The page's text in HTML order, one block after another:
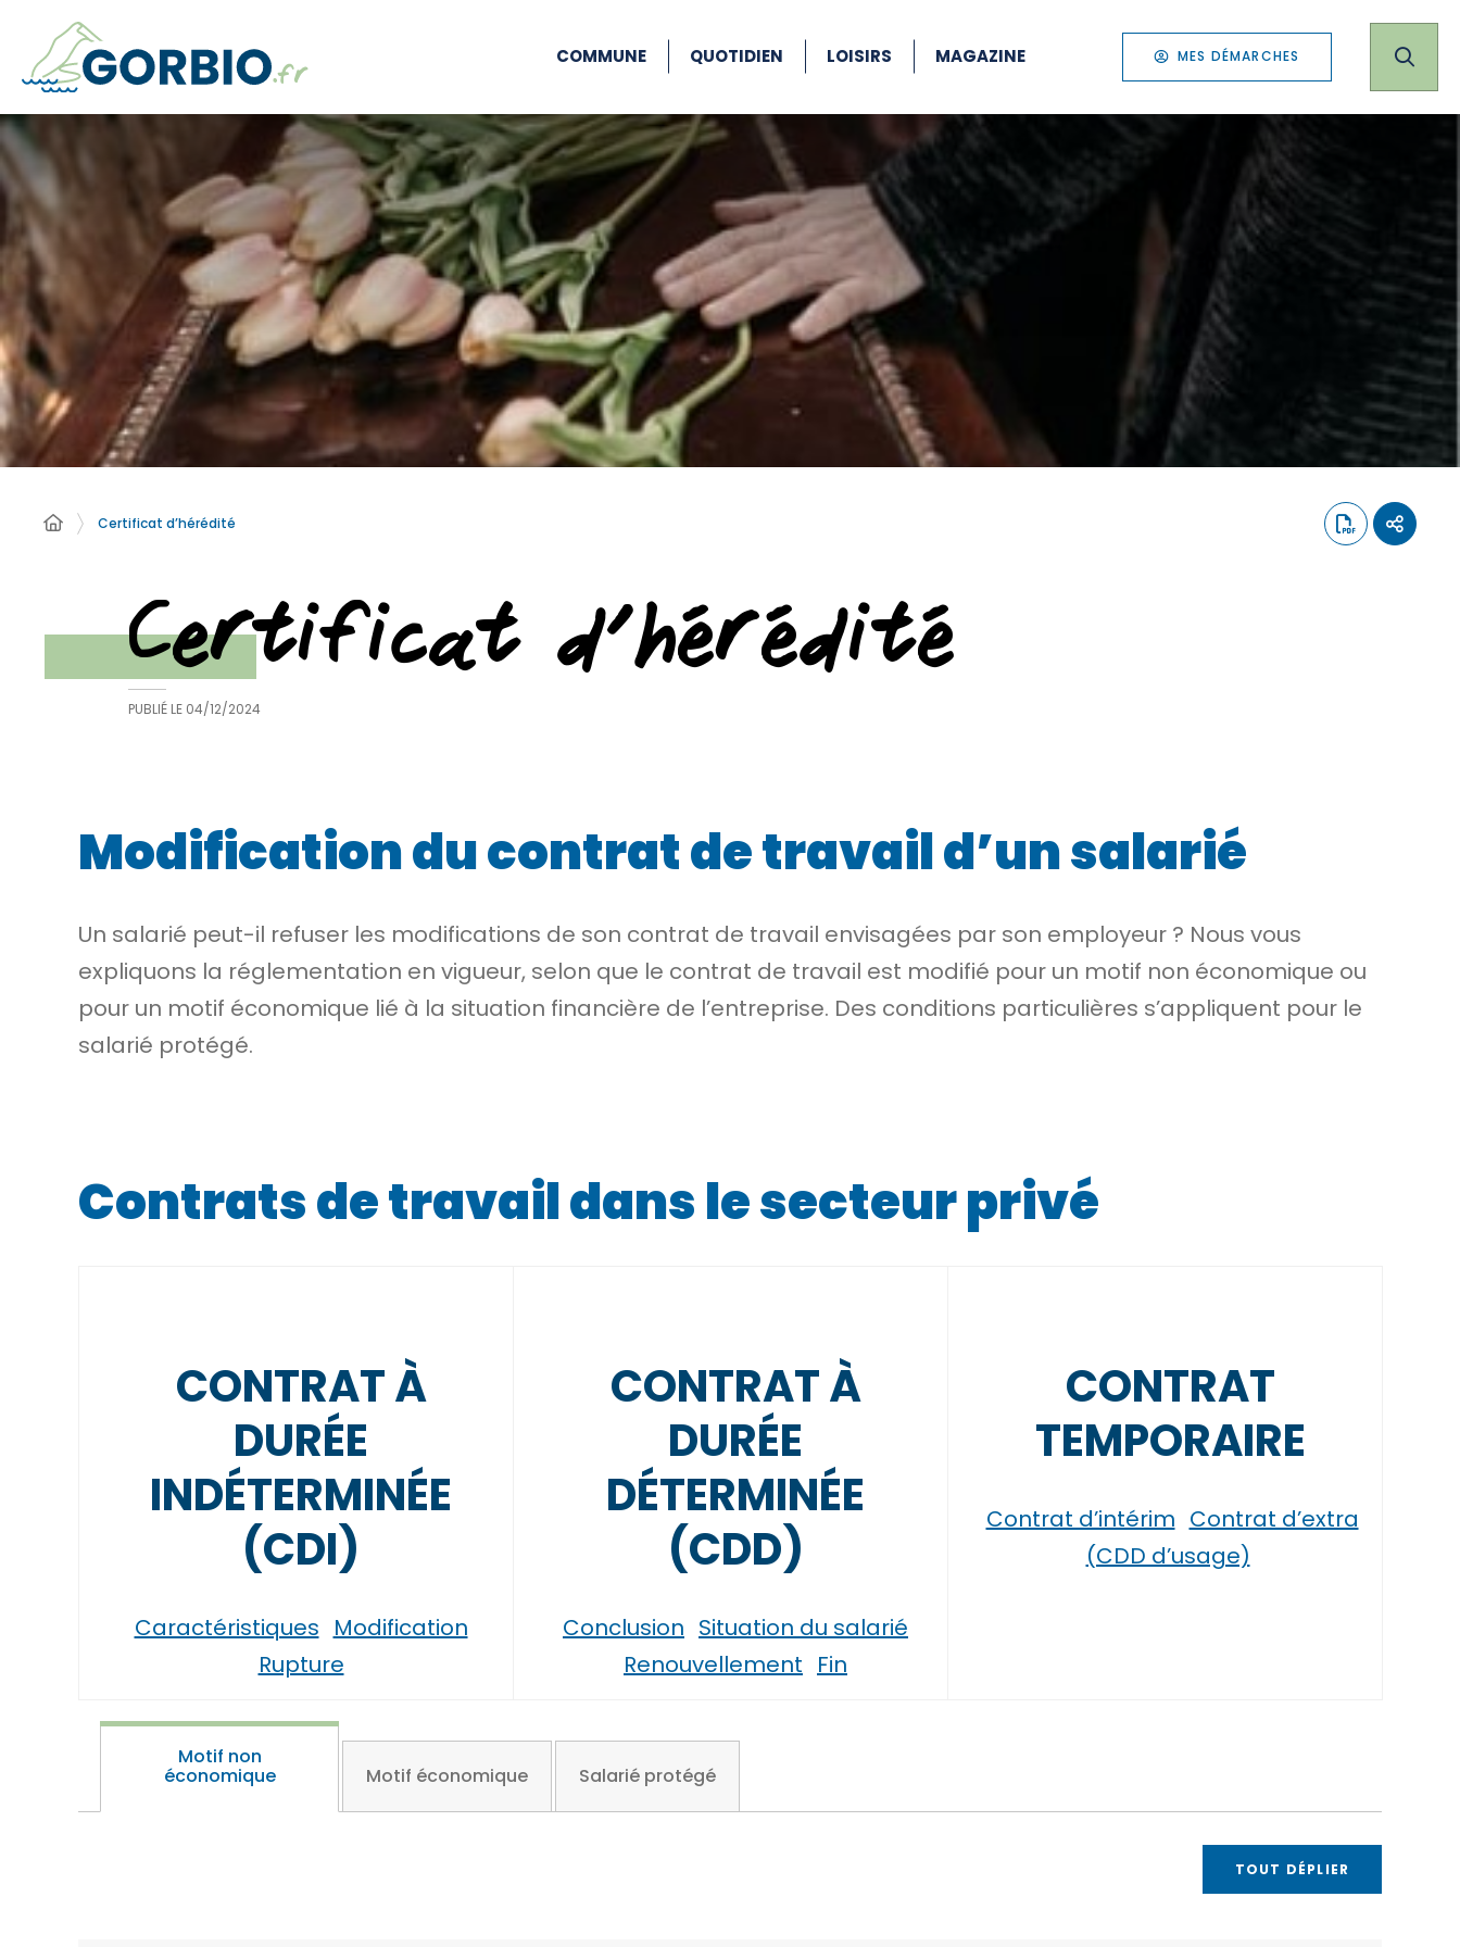
COMMUNE QUOTIDIEN LOISIRS MAGAZINE MES DÉMARCHES
Certificat d’hérédité
Certificat d’hérédité
PUBLIÉ LE 04/12/2024
Modification du contrat de travail d’un salarié
Un salarié peut-il refuser les modifications de son contrat de travail envisagées par son employeur ? Nous vous
expliquons la réglementation en vigueur, selon que le contrat de travail est modifié pour un motif non économique ou
pour un motif économique lié à la situation financière de l’entreprise. Des conditions particulières s’appliquent pour le
salarié protégé.
Contrats de travail dans le secteur privé
CONTRAT À
DURÉE
INDÉTERMINÉE
(CDI)
Caractéristiques Modification
Rupture
CONTRAT À
DURÉE
DÉTERMINÉE
(CDD)
Conclusion Situation du salarié
Renouvellement Fin
CONTRAT
TEMPORAIRE
Contrat d’intérim Contrat d’extra
(CDD d’usage)
Motif non
économique Motif économique Salarié protégé
TOUT DÉPLIER